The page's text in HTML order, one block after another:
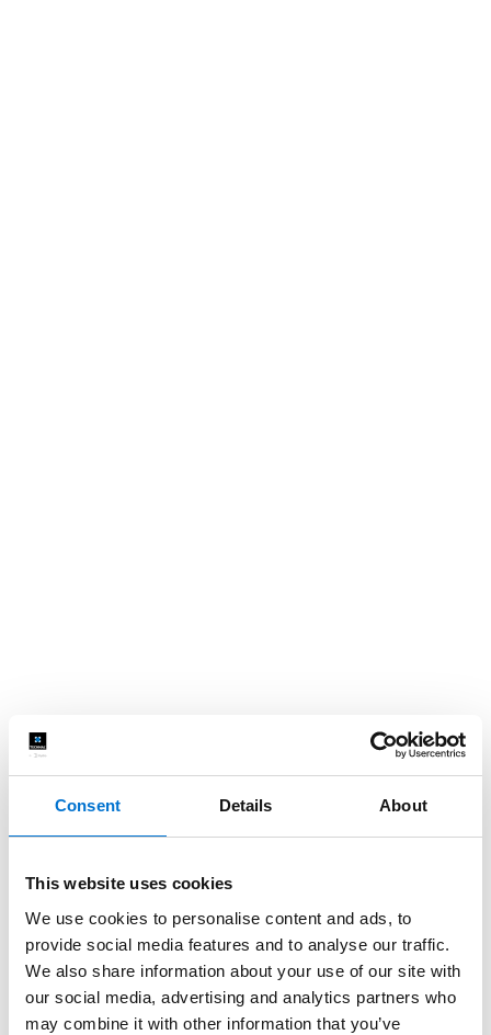
Consent Details About
This website uses cookies
We use cookies to personalise content and ads, to
provide social media features and to analyse our traffic.
We also share information about your use of our site with
our social media, advertising and analytics partners who
may combine it with other information that you’ve